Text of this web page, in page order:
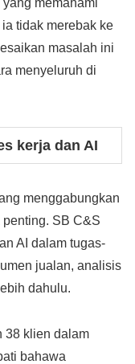
tidak merebak ke
masalah ini
menyeluruh di
kerja dan AI
menggabungkan
SB C&S
AI dalam tugas-
jualan, analisis
dahulu.
38 klien dalam
bahawa